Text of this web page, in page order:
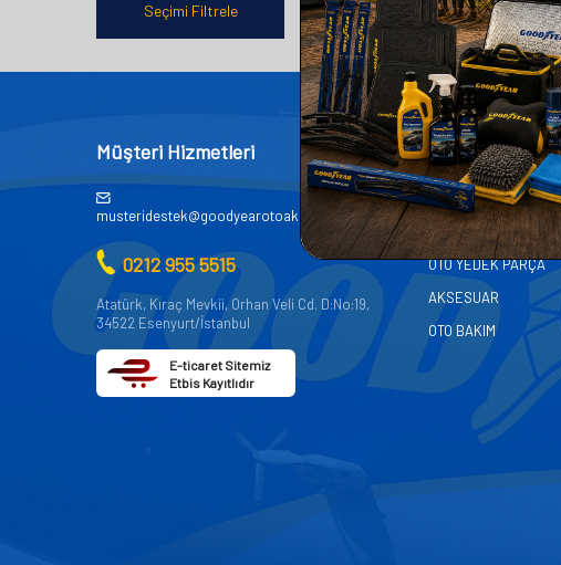
Seçimi Filtrele
Müşteri Hizmetleri
musteridestek@goodyearotoaksesuar.com.tr
0212 955 5515
Atatürk, Kıraç Mevkii, Orhan Veli Cd. D:No:19,
34522 Esenyurt/İstanbul
E-ticaret Sitemiz
Etbis Kayıtlıdır
Kategoriler
AKÜ
OTO KİMYASALLARI
OTO YEDEK PARÇA
AKSESUAR
OTO BAKIM